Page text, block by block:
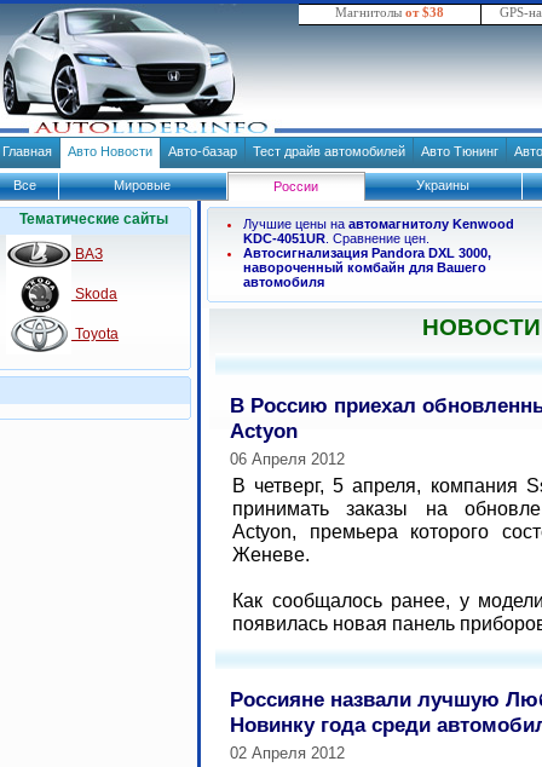
Магнитолы от $38 GPS-
Главная Авто Новости Авто-базар Тест драйв автомобилей Авто Тюнинг
Все Мировые России Украины
Тематические сайты
ВАЗ
Skoda
Toyota
Лучшие цены на автомагнитолу Kenwood
KDC-4051UR . Сравнение цен.
Автосигнализация Pandora DXL 3000,
навороченный комбайн для Вашего
автомобиля
В Россию приехал
Actyon
06 Апреля 2012
В четверг, 5 апреля, компания
принимать заказы на
Actyon, премьера которого
Женеве.
Как сообщалось ранее, у
появилась новая панель
Россияне назвали лучшую
Новинку года среди
02 Апреля 2012